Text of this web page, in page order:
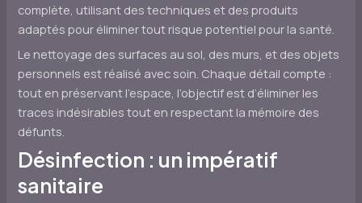
complète, utilisant des techniques et des produits
adaptés pour éliminer tout risque potentiel pour la santé.
Le nettoyage des surfaces au sol, des murs, et des objets
personnels est réalisé avec soin. Chaque détail compte :
tout en préservant l’espace, l’objectif est d’éliminer les
traces indésirables tout en respectant la mémoire des
défunts.
Désinfection : un impératif
sanitaire